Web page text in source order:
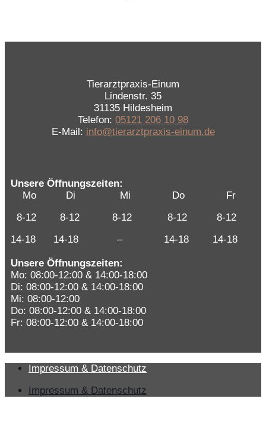
Tierarztpraxis-Einum
Lindenstr. 35
31135 Hildesheim
Telefon: 05121 206 10 98
E-Mail: info@tierarztpraxis-einum.de
Unsere Öffnungszeiten:
Mo Di Mi Do Fr
8-12 8-12 8-12 8-12 8-12
14-18 14-18 – 14-18 14-18
Unsere Öffnungszeiten:
Mo: 08:00-12:00 & 14:00-18:00
Di: 08:00-12:00 & 14:00-18:00
Mi: 08:00-12:00
Do: 08:00-12:00 & 14:00-18:00
Fr: 08:00-12:00 & 14:00-18:00
Impressum & Datenschutz
Impressum & Datenschutz